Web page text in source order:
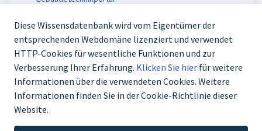
Diese Wissensdatenbank wird vom Eigentümer der
entsprechenden Webdomäne lizenziert und verwendet
HTTP-Cookies für wesentliche Funktionen und zur
Verbesserung Ihrer Erfahrung. Klicken Sie hier für weitere
Informationen über die verwendeten Cookies. Weitere
Informationen finden Sie in der Cookie-Richtlinie dieser
Website.